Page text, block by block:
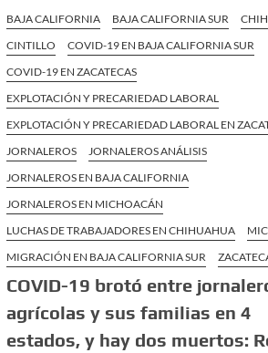
BAJA CALIFORNIA BAJA CALIFORNIA SUR
CINTILLO
COVID-19 EN BAJA CALIFORNIA SUR
COVID-19 EN ZACATECAS
EXPLOTACIÓN Y PRECARIEDAD LABORAL
EXPLOTACIÓN Y PRECARIEDAD LABORAL EN
JORNALEROS
JORNALEROS ANÁLISIS
JORNALEROS EN BAJA CALIFORNIA
JORNALEROS EN MICHOACÁN
LUCHAS DE TRABAJADORES EN CHIHUAHUA
MIGRACIÓN EN BAJA CALIFORNIA SUR
COVID-19 brotó entre
agrícolas y sus familias en 4
estados, y hay dos muertos: